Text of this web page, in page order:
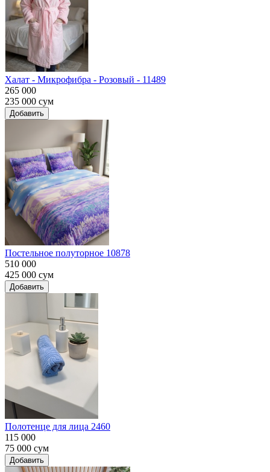
Халат - Микрофибра - Розовый - 11489
265 000
235 000 сум
Добавить
Постельное полуторное 10878
510 000
425 000 сум
Добавить
Полотенце для лица 2460
115 000
75 000 сум
Добавить